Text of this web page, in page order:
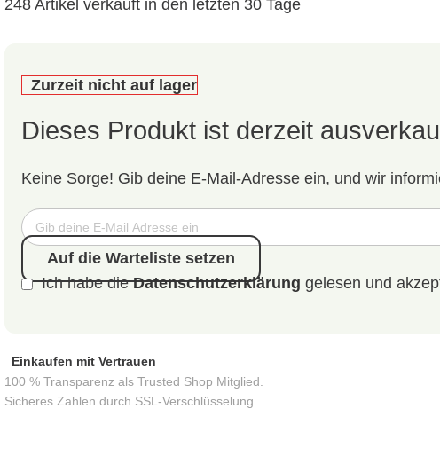
248 Artikel verkauft in den letzten 30 Tage
Zurzeit nicht auf lager
Dieses Produkt ist derzeit
Keine Sorge! Gib deine E-Mail-Adresse ein, und wir
Auf die Warteliste setzen
Ich habe dieDatenschutzerklärung gelesen und
Einkaufen mit Vertrauen
100 % Transparenz als Trusted Shop Mitglied.
Sicheres Zahlen durch SSL-Verschlüsselung.